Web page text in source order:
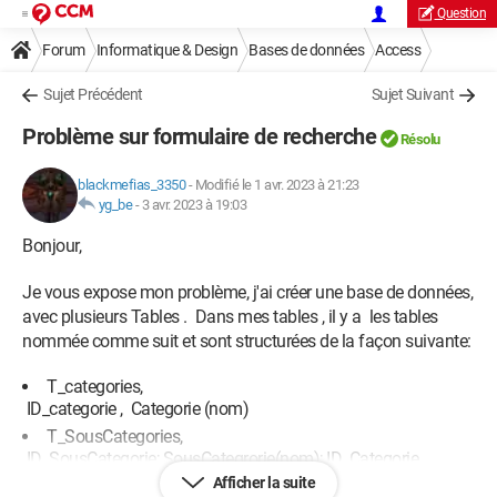
Question
Forum Informatique & Design Bases de données Access
Sujet Précédent Sujet Suivant
Problème sur formulaire de recherche Résolu
blackmefias_3350- Modifié le 1 avr. 2023 à 21:23
yg_be- 3 avr. 2023 à 19:03
Bonjour,
Je vous expose mon problème, j'ai créer une base de données,
avec plusieurs Tables . Dans mes tables , il y a les tables
nommée comme suit et sont structurées de la façon suivante:
T_categories,
ID_categorie , Categorie (nom)
T_SousCategories,
ID_SousCategorie; SousCategrorie(nom); ID_Categorie
T_TypeProduits,
Afficher la suite